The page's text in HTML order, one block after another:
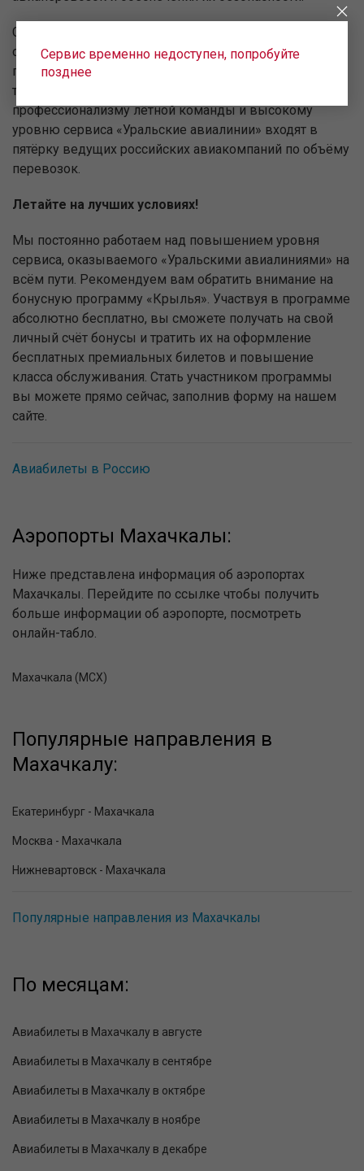
Сегодня наша авиационно-техническая база является
одной из самых профессиональных среди российской
гражданской авиации. Благодаря высокой
технической оснащённости авиапарка,
профессионализму лётной команды и высокому
уровню сервиса «Уральские авиалинии» входят в
пятёрку ведущих российских авиакомпаний по объёму
перевозок.
Летайте на лучших условиях!
Мы постоянно работаем над повышением уровня
сервиса, оказываемого «Уральскими авиалиниями» на
всём пути. Рекомендуем вам обратить внимание на
бонусную программу «Крылья». Участвуя в программе
абсолютно бесплатно, вы сможете получать на свой
личный счёт бонусы и тратить их на оформление
бесплатных премиальных билетов и повышение
класса обслуживания. Стать участником программы
вы можете прямо сейчас, заполнив форму на нашем
сайте.
Авиабилеты в Россию
Аэропорты Махачкалы:
Ниже представлена информация об аэропортах
Махачкалы. Перейдите по ссылке чтобы получить
больше информации об аэропорте, посмотреть
онлайн-табло.
Махачкала (MCX)
Популярные направления в
Махачкалу:
Екатеринбург - Махачкала
Москва - Махачкала
Нижневартовск - Махачкала
Популярные направления из Махачкалы
По месяцам:
Авиабилеты в Махачкалу в августе
Авиабилеты в Махачкалу в сентябре
Авиабилеты в Махачкалу в октябре
Авиабилеты в Махачкалу в ноябре
Авиабилеты в Махачкалу в декабре
Сервис временно недоступен, попробуйте
позднее